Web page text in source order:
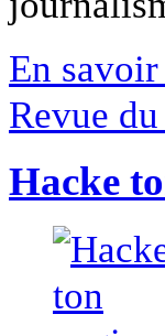
En
Revue
Hacke